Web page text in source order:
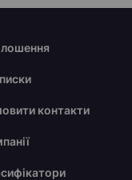
контакти